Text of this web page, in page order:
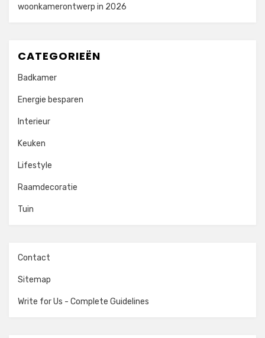
woonkamerontwerp in 2026
CATEGORIEËN
Badkamer
Energie besparen
Interieur
Keuken
Lifestyle
Raamdecoratie
Tuin
Contact
Sitemap
Write for Us - Complete Guidelines